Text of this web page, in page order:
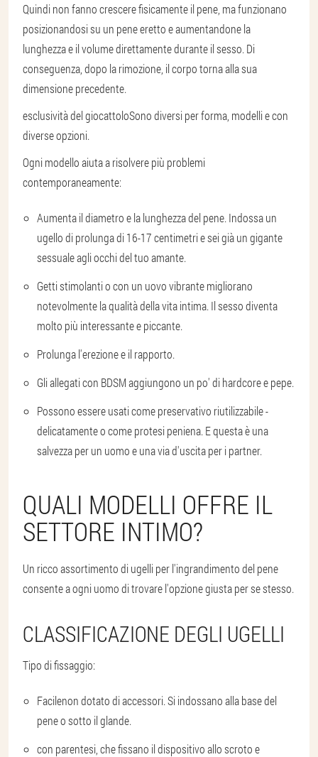
Quindi non fanno crescere fisicamente il pene, ma funzionano
posizionandosi su un pene eretto e aumentandone la
lunghezza e il volume direttamente durante il sesso. Di
conseguenza, dopo la rimozione, il corpo torna alla sua
dimensione precedente.
esclusività del giocattoloSono diversi per forma, modelli e con
diverse opzioni.
Ogni modello aiuta a risolvere più problemi
contemporaneamente:
Aumenta il diametro e la lunghezza del pene. Indossa un
ugello di prolunga di 16-17 centimetri e sei già un gigante
sessuale agli occhi del tuo amante.
Getti stimolanti o con un uovo vibrante migliorano
notevolmente la qualità della vita intima. Il sesso diventa
molto più interessante e piccante.
Prolunga l'erezione e il rapporto.
Gli allegati con BDSM aggiungono un po' di hardcore e pepe.
Possono essere usati come preservativo riutilizzabile -
delicatamente o come protesi peniena. E questa è una
salvezza per un uomo e una via d'uscita per i partner.
QUALI MODELLI OFFRE IL
SETTORE INTIMO?
Un ricco assortimento di ugelli per l'ingrandimento del pene
consente a ogni uomo di trovare l'opzione giusta per se stesso.
CLASSIFICAZIONE DEGLI UGELLI
Tipo di fissaggio:
Facilenon dotato di accessori. Si indossano alla base del
pene o sotto il glande.
con parentesi , che fissano il dispositivo allo scroto e